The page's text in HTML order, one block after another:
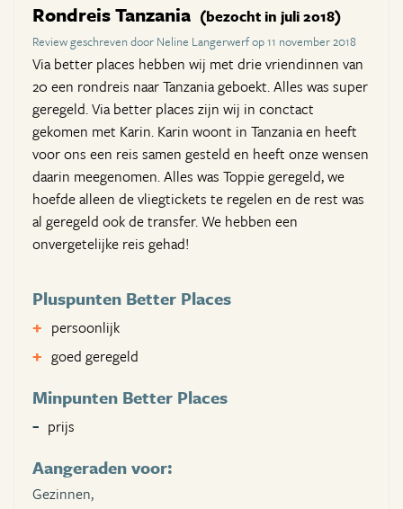
Rondreis Tanzania (bezocht in juli 2018)
Review geschreven door Neline Langerwerf op 11 november 2018
Via better places hebben wij met drie vriendinnen van
20 een rondreis naar Tanzania geboekt. Alles was super
geregeld. Via better places zijn wij in conctact
gekomen met Karin. Karin woont in Tanzania en heeft
voor ons een reis samen gesteld en heeft onze wensen
daarin meegenomen. Alles was Toppie geregeld, we
hoefde alleen de vliegtickets te regelen en de rest was
al geregeld ook de transfer. We hebben een
onvergetelijke reis gehad!
Pluspunten Better Places
persoonlijk
goed geregeld
Minpunten Better Places
prijs
Aangeraden voor:
Gezinnen,